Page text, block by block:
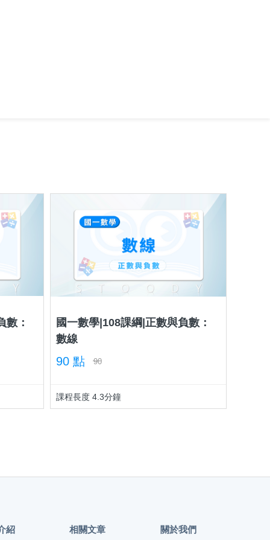
數：
國一數學|108課綱|正數與負數：
數線
90 點 90
課程長度 4.3分鐘
紹 相關文章 關於我們